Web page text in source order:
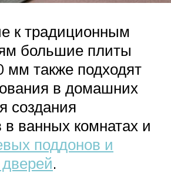
к традиционным
большие плиты
мм также подходят
в домашних
создания
в ванных комнатах и
поддонов и
.